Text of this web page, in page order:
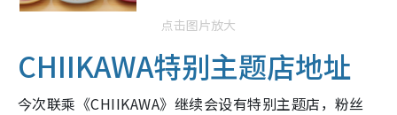
点击图片放大
CHIIKAWA特别主题店地址
今次联乘《CHIIKAWA》继续会设有特别主题店，粉丝